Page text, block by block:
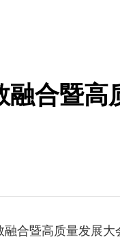
融合暨高
合暨高质量发展大